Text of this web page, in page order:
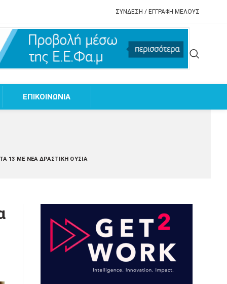
ΣΥΝΔΕΣΗ / ΕΓΓΡΑΦΗ ΜΕΛΟΥΣ
EΠΙΚΟΙΝΩΝΙΑ
13 ΜΕ ΝΈΑ ΔΡΑΣΤΙΚΉ ΟΥΣΊΑ